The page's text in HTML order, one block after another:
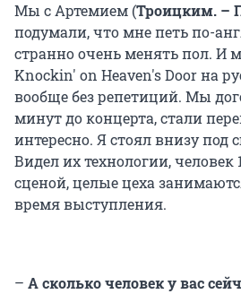
Мы с Артемием (Троицким. –
подумали, что мне петь по-
странно очень менять пол. И
Knockin' on Heaven's Door на
вообще без репетиций. Мы
минут до концерта, стали
интересно. Я стоял внизу под
Видел их технологии, человек
сценой, целые цеха
время выступления.
– А сколько человек у вас